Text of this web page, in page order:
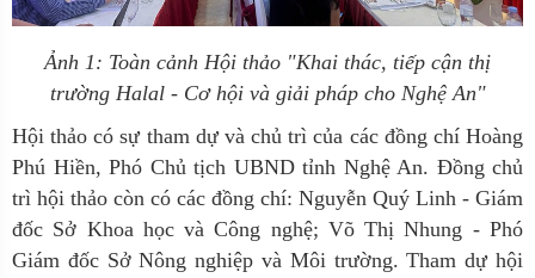
Ảnh 1: Toàn cảnh Hội thảo "Khai thác, tiếp cận thị
trường Halal - Cơ hội và giải pháp cho Nghệ An"
Hội thảo có sự tham dự và chủ trì của các đồng chí Hoàng
Phú Hiền, Phó Chủ tịch UBND tỉnh Nghệ An. Đồng chủ
trì hội thảo còn có các đồng chí: Nguyễn Quý Linh - Giám
đốc Sở Khoa học và Công nghệ; Võ Thị Nhung - Phó
Giám đốc Sở Nông nghiệp và Môi trường. Tham dự hội